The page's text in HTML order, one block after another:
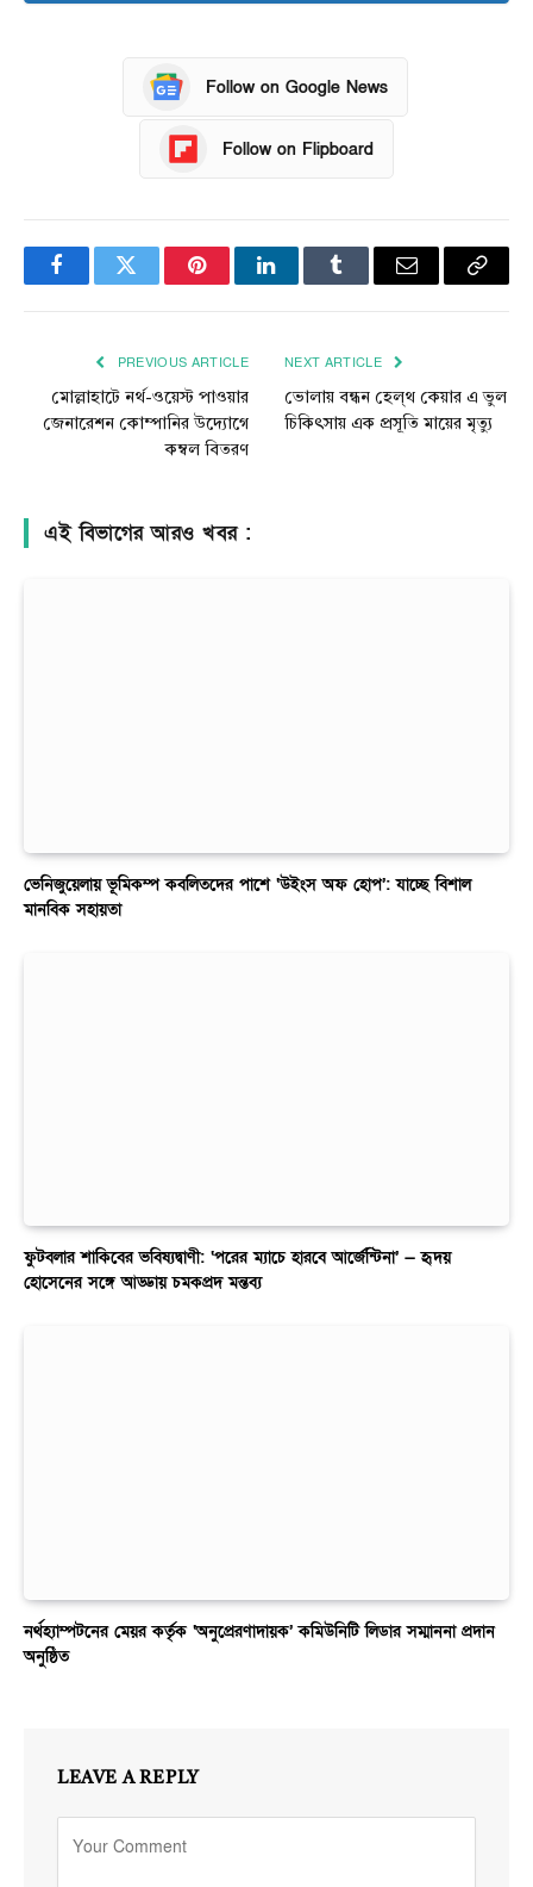
Follow on Google News
Follow on Flipboard
FacebookTwitter PinterestLinkedInTumblr Email
Copy
PREVIOUS ARTICLE
মোল্লাহাটে নর্থ-ওয়েস্ট পাওয়ার
জেনারেশন কোম্পানির উদ্যোগে
কম্বল বিতরণ
NEXT ARTICLE
ভোলায় বন্ধন হেল্থ কেয়ার এ ভুল
চিকিৎসায় এক প্রসূতি মায়ের মৃত্যু
এই বিভাগের আরও খবর :
ভেনিজুয়েলায় ভূমিকম্প কবলিতদের পাশে ‘উইংস অফ হোপ’: যাচ্ছে বিশাল
মানবিক সহায়তা
ফুটবলার শাকিবের ভবিষ্যদ্বাণী: ‘পরের ম্যাচে হারবে আর্জেন্টিনা’ — হৃদয়
হোসেনের সঙ্গে আড্ডায় চমকপ্রদ মন্তব্য
নর্থহ্যাম্পটনের মেয়র কর্তৃক ‘অনুপ্রেরণাদায়ক’ কমিউনিটি লিডার সম্মাননা প্রদান
অনুষ্ঠিত
LEAVE A REPLY